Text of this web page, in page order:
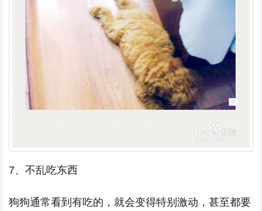
7、不乱吃东西
狗狗通常看到有吃的，就会变得特别激动，甚至都要